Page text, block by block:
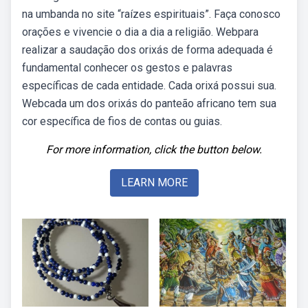
na umbanda no site “raízes espirituais”. Faça conosco
orações e vivencie o dia a dia a religião. Webpara
realizar a saudação dos orixás de forma adequada é
fundamental conhecer os gestos e palavras
específicas de cada entidade. Cada orixá possui sua.
Webcada um dos orixás do panteão africano tem sua
cor específica de fios de contas ou guias.
For more information, click the button below.
LEARN MORE